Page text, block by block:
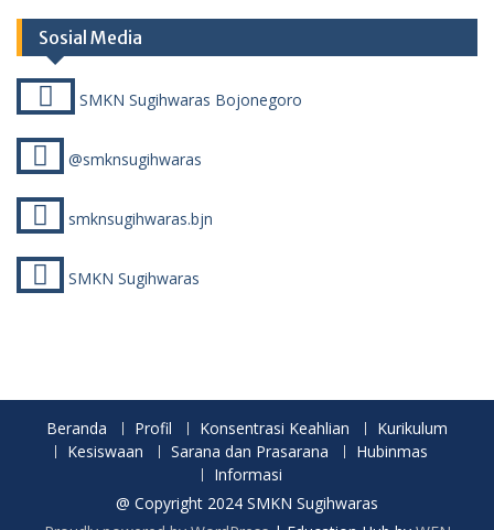
Sosial Media
SMKN Sugihwaras Bojonegoro
@smknsugihwaras
smknsugihwaras.bjn
SMKN Sugihwaras
Beranda Profil Konsentrasi Keahlian
Kurikulum
Kesiswaan
Sarana dan Prasarana
Hubinmas
Informasi
@ Copyright 2024 SMKN Sugihwaras